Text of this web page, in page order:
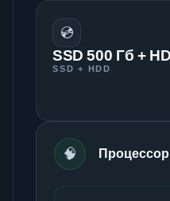
💿
SSD 500 Гб +
SSD + HDD
🧠 Процессор